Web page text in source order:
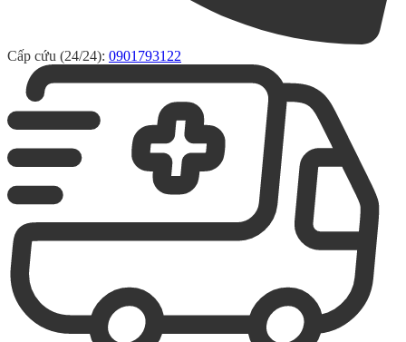
Cấp cứu (24/24): 0901793122